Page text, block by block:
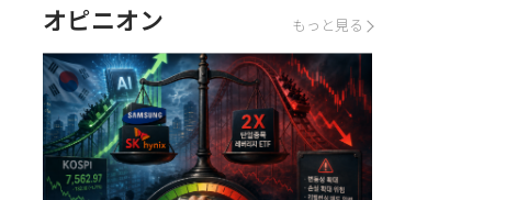
オピニオン もっと見る